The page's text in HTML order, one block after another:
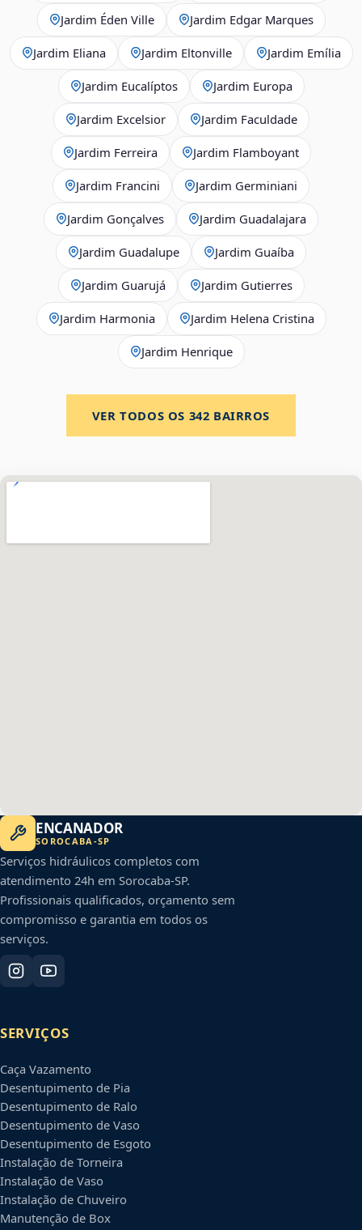
Jardim Éden Ville Jardim Edgar Marques
Jardim Eliana Jardim Eltonville Jardim Emília
Jardim Eucalíptos Jardim Europa
Jardim Excelsior Jardim Faculdade
Jardim Ferreira Jardim Flamboyant
Jardim Francini Jardim Germiniani
Jardim Gonçalves Jardim Guadalajara
Jardim Guadalupe Jardim Guaíba
Jardim Guarujá Jardim Gutierres
Jardim Harmonia Jardim Helena Cristina
Jardim Henrique
VER TODOS OS 342 BAIRROS
ENCANADOR
SOROCABA -SP
Serviços hidráulicos completos com
atendimento 24h em Sorocaba-SP.
Profissionais qualificados, orçamento sem
compromisso e garantia em todos os
serviços.
SERVIÇOS
Caça Vazamento
Desentupimento de Pia
Desentupimento de Ralo
Desentupimento de Vaso
Desentupimento de Esgoto
Instalação de Torneira
Instalação de Vaso
Instalação de Chuveiro
Manutenção de Box